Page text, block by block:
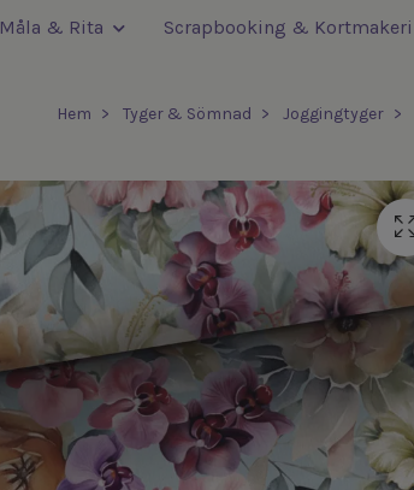
Måla & Rita Scrapbooking & Kortmakeri
Hem Tyger & Sömnad Joggingtyger